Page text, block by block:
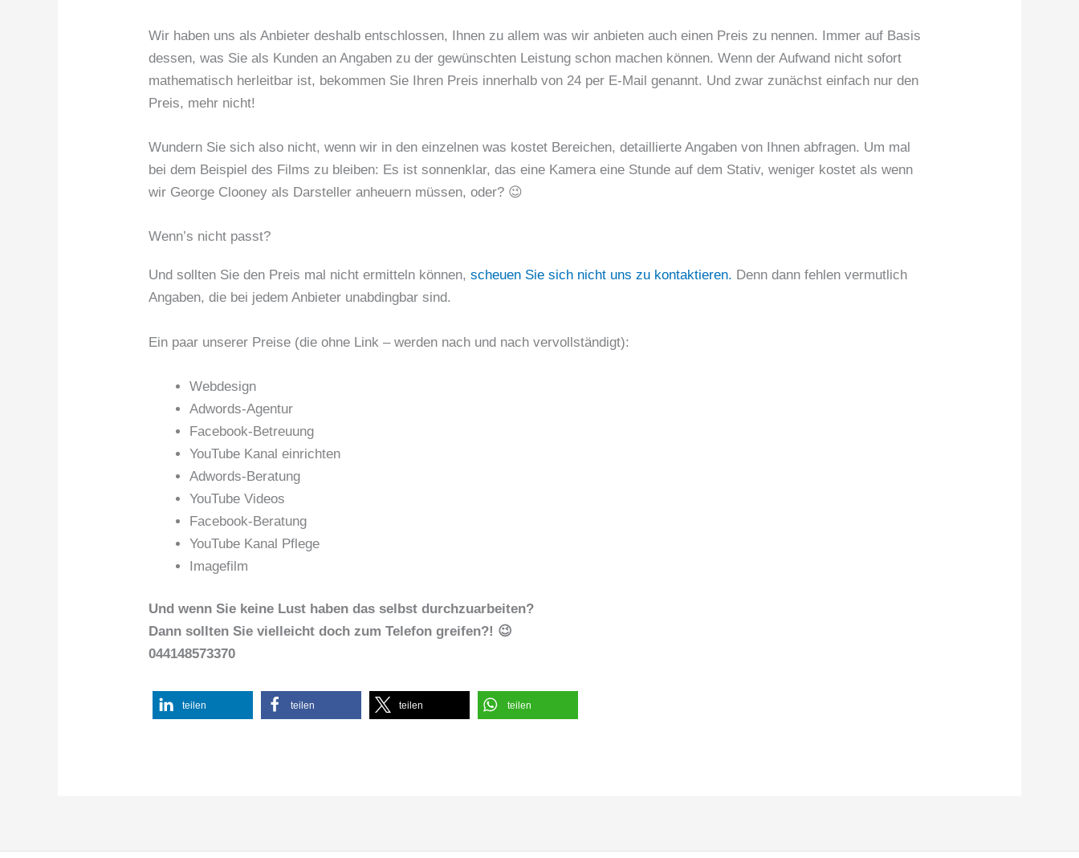
Wir haben uns als Anbieter deshalb entschlossen, Ihnen zu allem was wir anbieten auch einen Preis zu nennen. Immer auf Basis
dessen, was Sie als Kunden an Angaben zu der gewünschten Leistung schon machen können. Wenn der Aufwand nicht sofort
mathematisch herleitbar ist, bekommen Sie Ihren Preis innerhalb von 24 per E-Mail genannt. Und zwar zunächst einfach nur den
Preis, mehr nicht!
Wundern Sie sich also nicht, wenn wir in den einzelnen was kostet Bereichen, detaillierte Angaben von Ihnen abfragen. Um mal
bei dem Beispiel des Films zu bleiben: Es ist sonnenklar, das eine Kamera eine Stunde auf dem Stativ, weniger kostet als wenn
wir George Clooney als Darsteller anheuern müssen, oder? 😉
Wenn’s nicht passt?
Und sollten Sie den Preis mal nicht ermitteln können,scheuen Sie sich nicht uns zu kontaktieren. Denn dann fehlen vermutlich
Angaben, die bei jedem Anbieter unabdingbar sind.
Ein paar unserer Preise (die ohne Link – werden nach und nach vervollständigt):
Webdesign
Adwords-Agentur
Facebook-Betreuung
YouTube Kanal einrichten
Adwords-Beratung
YouTube Videos
Facebook-Beratung
YouTube Kanal Pflege
Imagefilm
Und wenn Sie keine Lust haben das selbst durchzuarbeiten?
Dann sollten Sie vielleicht doch zum Telefon greifen?! 😉
044148573370
teilen teilen teilen teilen